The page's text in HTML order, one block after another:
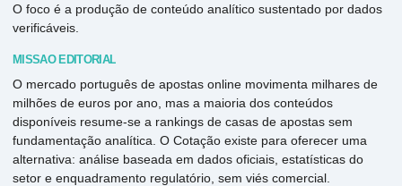
O foco é a produção de conteúdo analítico sustentado por dados
verificáveis.
MISSÃO EDITORIAL
O mercado português de apostas online movimenta milhares de
milhões de euros por ano, mas a maioria dos conteúdos
disponíveis resume-se a rankings de casas de apostas sem
fundamentação analítica. O Cotação existe para oferecer uma
alternativa: análise baseada em dados oficiais, estatísticas do
setor e enquadramento regulatório, sem viés comercial.